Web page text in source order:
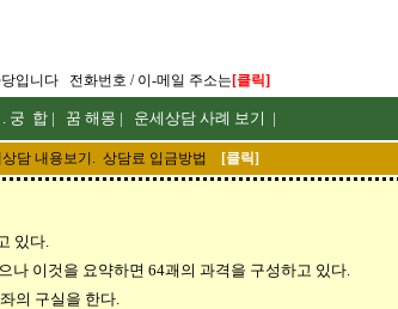
입니다 전화번호 / 이-메일 주소는 [클릭]
. 궁 합 | 꿈 해몽 | 운세상담 사례 보기 |
상담 내용보기. 상담료 입금방법 [클릭]
있다.
이것을 요약하면 64괘의 과격을 구성하고 있다.
의 구실을 한다.